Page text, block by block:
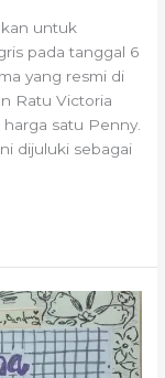
untuk
pada tanggal 6
yang resmi di
Ratu Victoria
satu Penny.
dijuluki sebagai